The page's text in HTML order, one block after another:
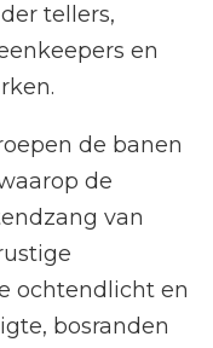
tellers,
en
de banen
de
van
ochtendlicht en
bosranden